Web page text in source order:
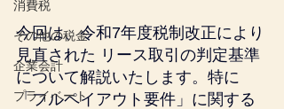
消費税
その他の税金
企業会計
プライベート
今回は、令和7年度税制改正により
見直された リース取引の判定基準
について解説いたします。特に
「フルペイアウト要件」に関する